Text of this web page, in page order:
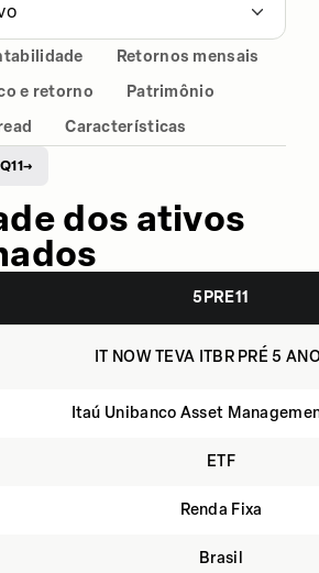
Retornos mensais
e retorno
Patrimônio
Características
→
dos ativos
5PRE11
IT NOW TEVA ITBR PRÉ 5
Itaú Unibanco Asset
ETF
Renda Fixa
Brasil